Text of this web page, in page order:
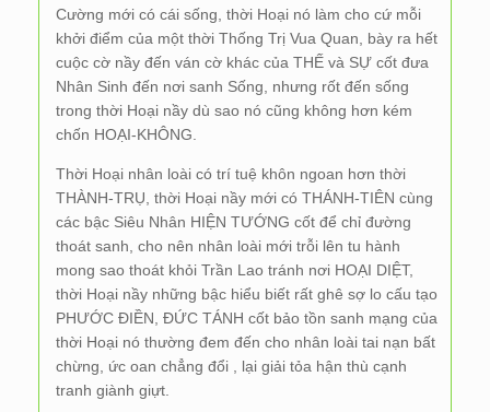
Cường mới có cái sống, thời Hoại nó làm cho cứ mỗi
khởi điểm của một thời Thống Trị Vua Quan, bày ra hết
cuộc cờ nầy đến ván cờ khác của THẾ và SỰ cốt đưa
Nhân Sinh đến nơi sanh Sống, nhưng rốt đến sống
trong thời Hoại nầy dù sao nó cũng không hơn kém
chốn HOẠI-KHÔNG.
Thời Hoại nhân loài có trí tuệ khôn ngoan hơn thời
THÀNH-TRỤ, thời Hoại nầy mới có THÁNH-TIÊN cùng
các bậc Siêu Nhân HIỆN TƯỚNG cốt để chỉ đường
thoát sanh, cho nên nhân loài mới trỗi lên tu hành
mong sao thoát khỏi Trần Lao tránh nơi HOẠI DIỆT,
thời Hoại nầy những bậc hiểu biết rất ghê sợ lo cấu tạo
PHƯỚC ĐIỀN, ĐỨC TÁNH cốt bảo tồn sanh mạng của
thời Hoại nó thường đem đến cho nhân loài tai nạn bất
chừng, ức oan chẳng đổi , lại giải tỏa hận thù cạnh
tranh giành giựt.